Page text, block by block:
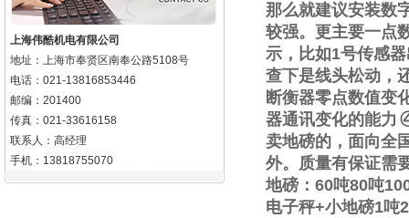
上海伟酷机电有限公司
地址：上海市奉贤区南奉公路5108号
电话：021-13816853446
邮编：201400
传真：021-33616158
联系人：高经理
手机：13818755070
那么就建议安装数
较强。更主要一点
示，比如1号传感
查下是线头松动，
断衡器零点数值变
器通讯变化的能力
卖地磅的，面向全
外。质量有保证需
地磅： 60吨80吨
电子秤+小地磅1吨2